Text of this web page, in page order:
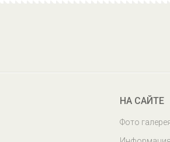
НА САЙТЕ
Фото